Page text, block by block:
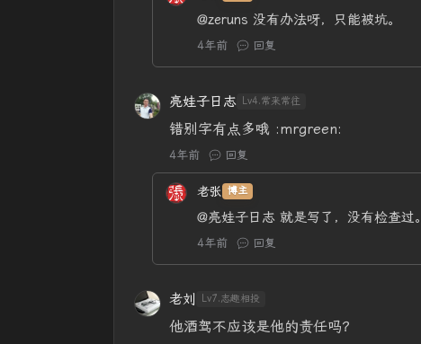
@zeruns 没有办法呀，只能被坑。
4年前 回复
亮娃子日志 Lv4.常来常往
错别字有点多哦 :mrgreen:
4年前 回复
老张 博主
@亮娃子日志 就是写了，没有检查过。
4年前 回复
老刘 Lv7.志趣相投
他酒驾不应该是他的责任吗？